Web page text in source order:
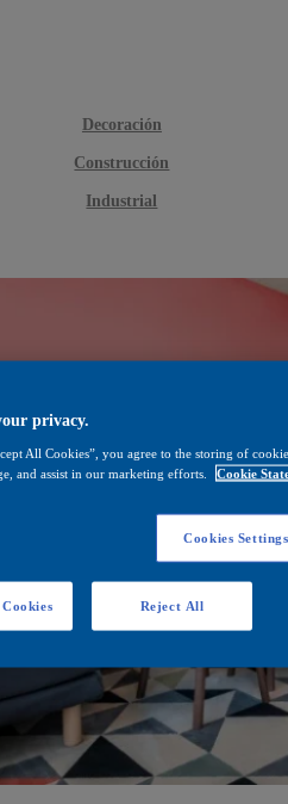
Decoración
Construcción
Industrial
privacy.
All Cookies”, you agree to the storing of
and assist in our marketing efforts.
Cookie
Cookies Settings
Reject All